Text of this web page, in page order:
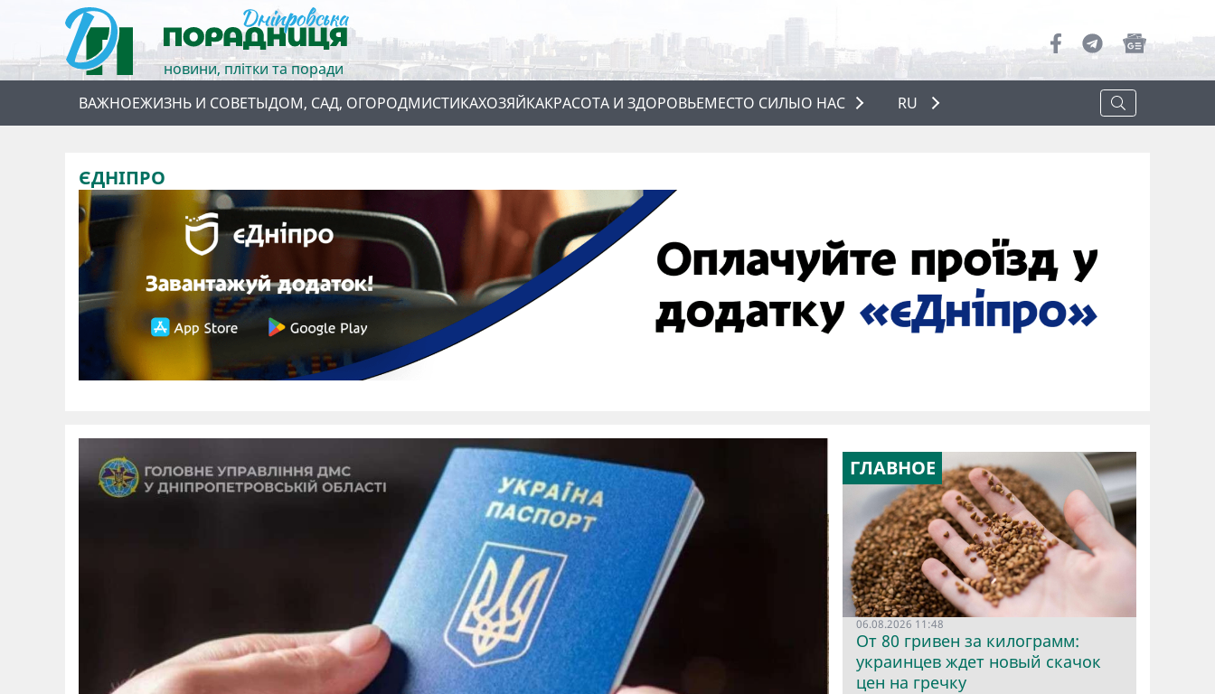
новини, плітки та поради
ВАЖНОЕЖИЗНЬ И СОВЕТЫДОМ, САД, ОГОРОДМИСТИКАХОЗЯЙКАКРАСОТА И ЗДОРОВЬЕМЕСТО СИЛЫО НАС
О НАС
RU
ЄДНІПРО
ГЛАВНОЕ
06.08.2026 11:48
От 80 гривен за килограмм:
украинцев ждет новый скачок
цен на гречку